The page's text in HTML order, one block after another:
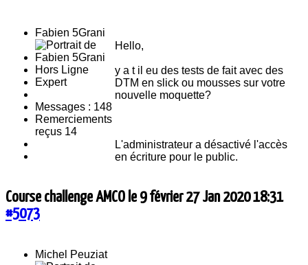
Fabien 5Grani
Hors Ligne
Expert
Messages : 148
Remerciements
reçus 14
Hello,
y a t il eu des tests de fait avec des
DTM en slick ou mousses sur votre
nouvelle moquette?
L'administrateur a désactivé l'accès
en écriture pour le public.
Course challenge AMCO le 9 février27 Jan 2020 18:31
#5073
Michel Peuziat